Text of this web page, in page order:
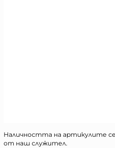
Наличността на артикулите
от наш служител.